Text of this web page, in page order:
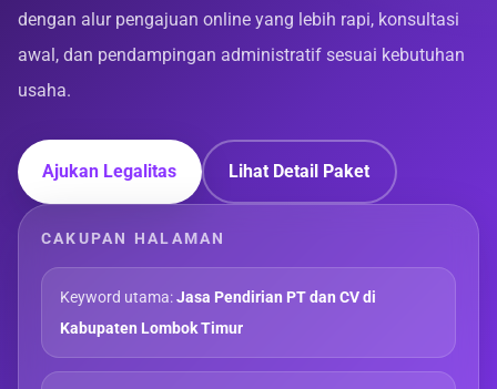
dengan alur pengajuan online yang lebih rapi, konsultasi
awal, dan pendampingan administratif sesuai kebutuhan
usaha.
Ajukan Legalitas Lihat Detail Paket
CAKUPAN HALAMAN
Keyword utama:Jasa Pendirian PT dan CV di
Kabupaten Lombok Timur